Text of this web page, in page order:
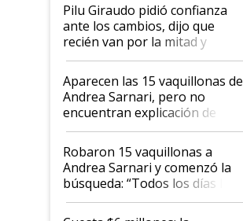
Pilu Giraudo pidió confianza
ante los cambios, dijo que
recién van por la mitad y
destacó que exportar dejó de
ser "para unos pocos":
"Tenemos un mandato muy
claro del gobierno nacional"
Aparecen las 15 vaquillonas de
Andrea Sarnari, pero no
encuentran explicación de
cómo llegaron allí
Robaron 15 vaquillonas a
Andrea Sarnari y comenzó la
búsqueda: “Todos los días le
toca a algún productor”